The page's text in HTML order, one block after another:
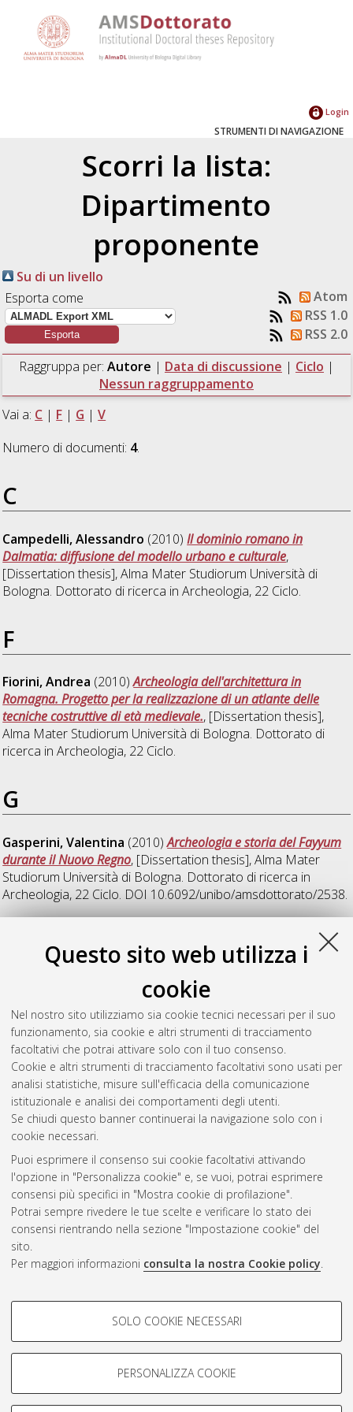
Questo sito web utilizza i
cookie
Nel nostro sito utilizziamo sia cookie tecnici necessari per il suo
funzionamento, sia cookie e altri strumenti di tracciamento
facoltativi che potrai attivare solo con il tuo consenso.
Cookie e altri strumenti di tracciamento facoltativi sono usati per
analisi statistiche, misure sull'efficacia della comunicazione
istituzionale e analisi dei comportamenti degli utenti.
Se chiudi questo banner continuerai la navigazione solo con i
cookie necessari.
Puoi esprimere il consenso sui cookie facoltativi attivando
l'opzione in "Personalizza cookie" e, se vuoi, potrai esprimere
consensi più specifici in "Mostra cookie di profilazione".
Potrai sempre rivedere le tue scelte e verificare lo stato dei
consensi rientrando nella sezione "Impostazione cookie" del
sito.
Per maggiori informazioni consulta la nostra Cookie policy.
COOKIE DI PROFILAZIONE -
Si tratta di cookie utilizzati per analizzare le caratteristiche della
navigazione degli utenti, creare profili in base al loro comportamento
Mostra cookie di profilazione
SOLO COOKIE NECESSARI
PERSONALIZZA COOKIE
Login
STRUMENTI DI NAVIGAZIONE
Scorri la lista:
Dipartimento
proponente
Su di un livello
Esporta come
Atom
RSS 1.0
RSS 2.0
Raggruppa per: Autore | Data di discussione | Ciclo |
Nessun raggruppamento
Vai a: C | F | G |V
Numero di documenti: 4.
C
Campedelli, Alessandro (2010)Il dominio romano in
Dalmatia: diffusione del modello urbano e culturale,
[Dissertation thesis], Alma Mater Studiorum Università di
Bologna. Dottorato di ricerca inArcheologia, 22 Ciclo.
F
Fiorini, Andrea (2010)Archeologia dell'architettura in
Romagna. Progetto per la realizzazione di un atlante delle
tecniche costruttive di età medievale., [Dissertation thesis],
Alma Mater Studiorum Università di Bologna. Dottorato di
ricerca inArcheologia, 22 Ciclo.
G
Gasperini, Valentina (2010)Archeologia e storia del Fayyum
durante il Nuovo Regno, [Dissertation thesis], Alma Mater
Studiorum Università di Bologna. Dottorato di ricerca in
Archeologia, 22 Ciclo. DOI 10.6092/unibo/amsdottorato/2538.
(2010)Aspetti economici e direttrici
commerciali in Caonia: le anfore di Phoinike, Albania e del
territorio, [Dissertation thesis], Alma Mater Studiorum
Università di Bologna. Dottorato di ricerca inArcheologia
Ciclo.
Questa lista e' stata generata ilFri Aug 7 20:49:42 2026 CEST
Atom
Rss 1.0
Rss 2.0
ISSN: 2038-7946
Impostazioni Cookie
Informativa sulla privacy
Condizioni d’uso del sito